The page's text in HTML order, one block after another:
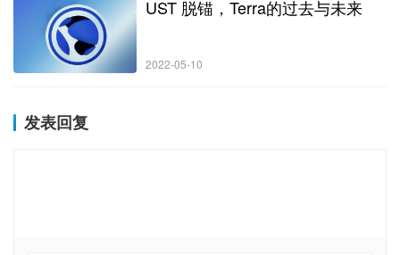
UST 脱锚，Terra的过去与未来
2022-05-10
发表回复